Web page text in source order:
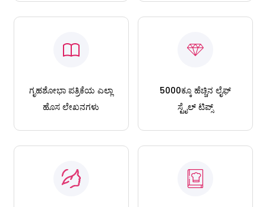
ಗೃಹಶೋಭಾ ಪತ್ರಿಕೆಯ ಎಲ್ಲಾ
ಹೊಸ ಲೇಖನಗಳು
5000ಕ್ಕೂ ಹೆಚ್ಚಿನ ಲೈಫ್
ಸ್ಟೈಲ್ ಟಿಪ್ಸ್